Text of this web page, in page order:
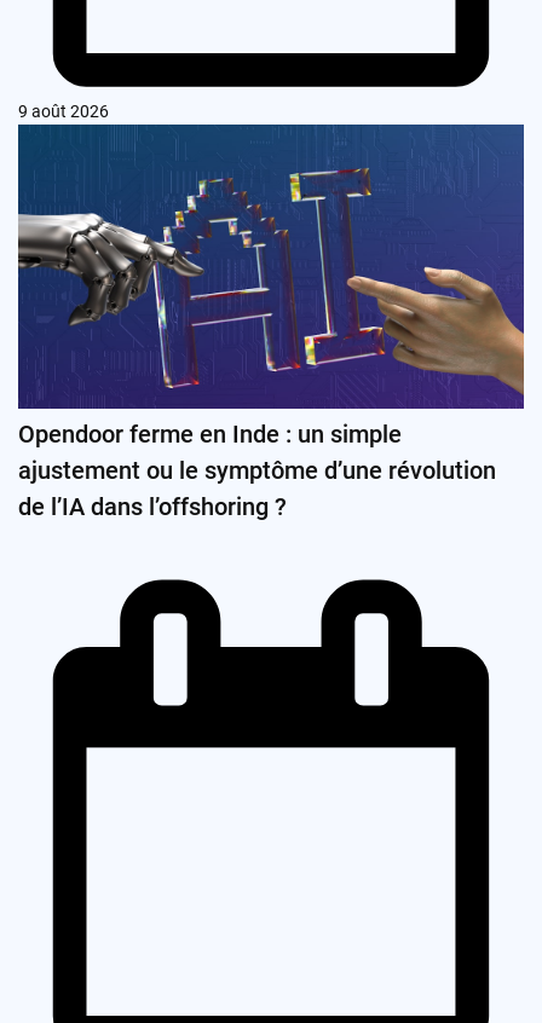
9 août 2026
Opendoor ferme en Inde : un simple
ajustement ou le symptôme d’une révolution
de l’IA dans l’offshoring ?